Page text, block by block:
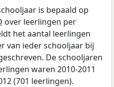
is bepaald op
over leerlingen per
het aantal leerlingen
van ieder schooljaar bij
De schooljaren
waren 2010-2011
(701 leerlingen).